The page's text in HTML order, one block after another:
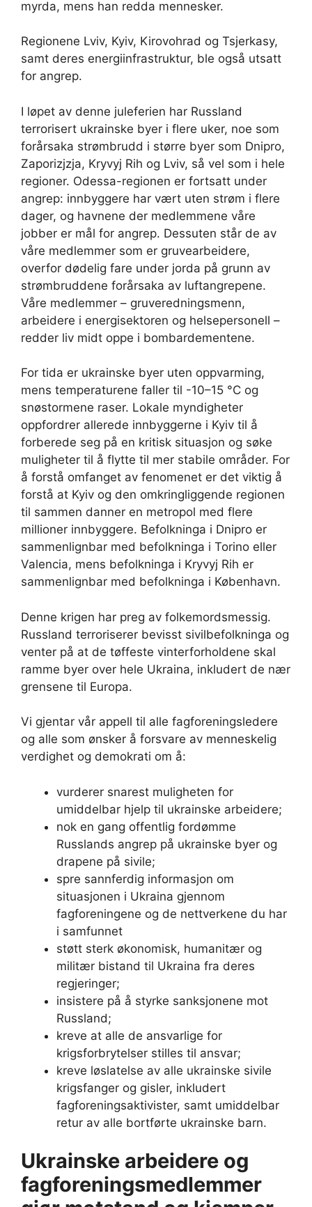
myrda, mens han redda mennesker.
Regionene Lviv, Kyiv, Kirovohrad og Tsjerkasy,
samt deres energiinfrastruktur, ble også utsatt
for angrep.
I løpet av denne juleferien har Russland
terrorisert ukrainske byer i flere uker, noe som
forårsaka strømbrudd i større byer som Dnipro,
Zaporizjzja, Kryvyj Rih og Lviv, så vel som i hele
regioner. Odessa-regionen er fortsatt under
angrep: innbyggere har vært uten strøm i flere
dager, og havnene der medlemmene våre
jobber er mål for angrep. Dessuten står de av
våre medlemmer som er gruvearbeidere,
overfor dødelig fare under jorda på grunn av
strømbruddene forårsaka av luftangrepene.
Våre medlemmer – gruveredningsmenn,
arbeidere i energisektoren og helsepersonell –
redder liv midt oppe i bombardementene.
For tida er ukrainske byer uten oppvarming,
mens temperaturene faller til -10–15 °C og
snøstormene raser. Lokale myndigheter
oppfordrer allerede innbyggerne i Kyiv til å
forberede seg på en kritisk situasjon og søke
muligheter til å flytte til mer stabile områder. For
å forstå omfanget av fenomenet er det viktig å
forstå at Kyiv og den omkringliggende regionen
til sammen danner en metropol med flere
millioner innbyggere. Befolkninga i Dnipro er
sammenlignbar med befolkninga i Torino eller
Valencia, mens befolkninga i Kryvyj Rih er
sammenlignbar med befolkninga i København.
Denne krigen har preg av folkemordsmessig.
Russland terroriserer bevisst sivilbefolkninga og
venter på at de tøffeste vinterforholdene skal
ramme byer over hele Ukraina, inkludert de nær
grensene til Europa.
Vi gjentar vår appell til alle fagforeningsledere
og alle som ønsker å forsvare av menneskelig
verdighet og demokrati om å:
vurderer snarest muligheten for
umiddelbar hjelp til ukrainske arbeidere;
nok en gang offentlig fordømme
Russlands angrep på ukrainske byer og
drapene på sivile;
spre sannferdig informasjon om
situasjonen i Ukraina gjennom
fagforeningene og de nettverkene du har
i samfunnet
støtt sterk økonomisk, humanitær og
militær bistand til Ukraina fra deres
regjeringer;
insistere på å styrke sanksjonene mot
Russland;
kreve at alle de ansvarlige for
krigsforbrytelser stilles til ansvar;
kreve løslatelse av alle ukrainske sivile
krigsfanger og gisler, inkludert
fagforeningsaktivister, samt umiddelbar
retur av alle bortførte ukrainske barn.
Ukrainske arbeidere og
fagforeningsmedlemmer